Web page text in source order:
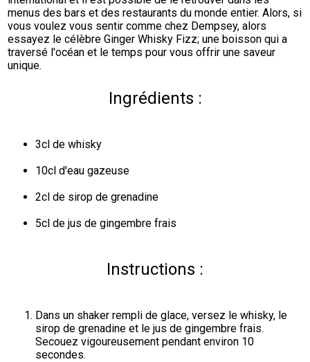
menus des bars et des restaurants du monde entier. Alors, si
vous voulez vous sentir comme chez Dempsey, alors
essayez le célèbre Ginger Whisky Fizz; une boisson qui a
traversé l'océan et le temps pour vous offrir une saveur
unique.
Ingrédients :
3cl de whisky
10cl d'eau gazeuse
2cl de sirop de grenadine
5cl de jus de gingembre frais
Instructions :
Dans un shaker rempli de glace, versez le whisky, le
sirop de grenadine et le jus de gingembre frais.
Secouez vigoureusement pendant environ 10
secondes.